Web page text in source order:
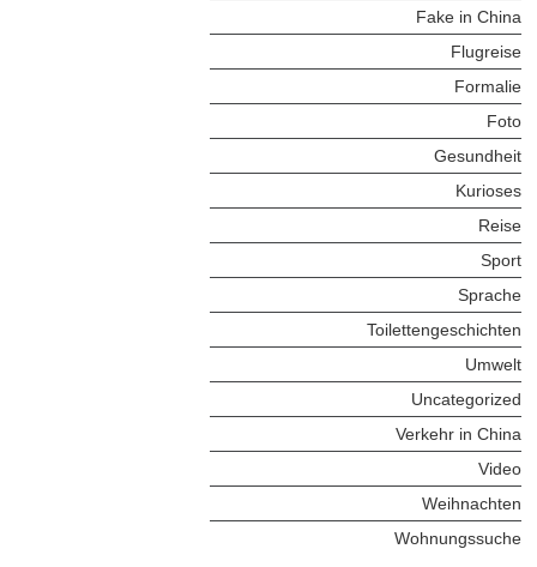
Fake in China
Flugreise
Formalie
Foto
Gesundheit
Kurioses
Reise
Sport
Sprache
Toilettengeschichten
Umwelt
Uncategorized
Verkehr in China
Video
Weihnachten
Wohnungssuche